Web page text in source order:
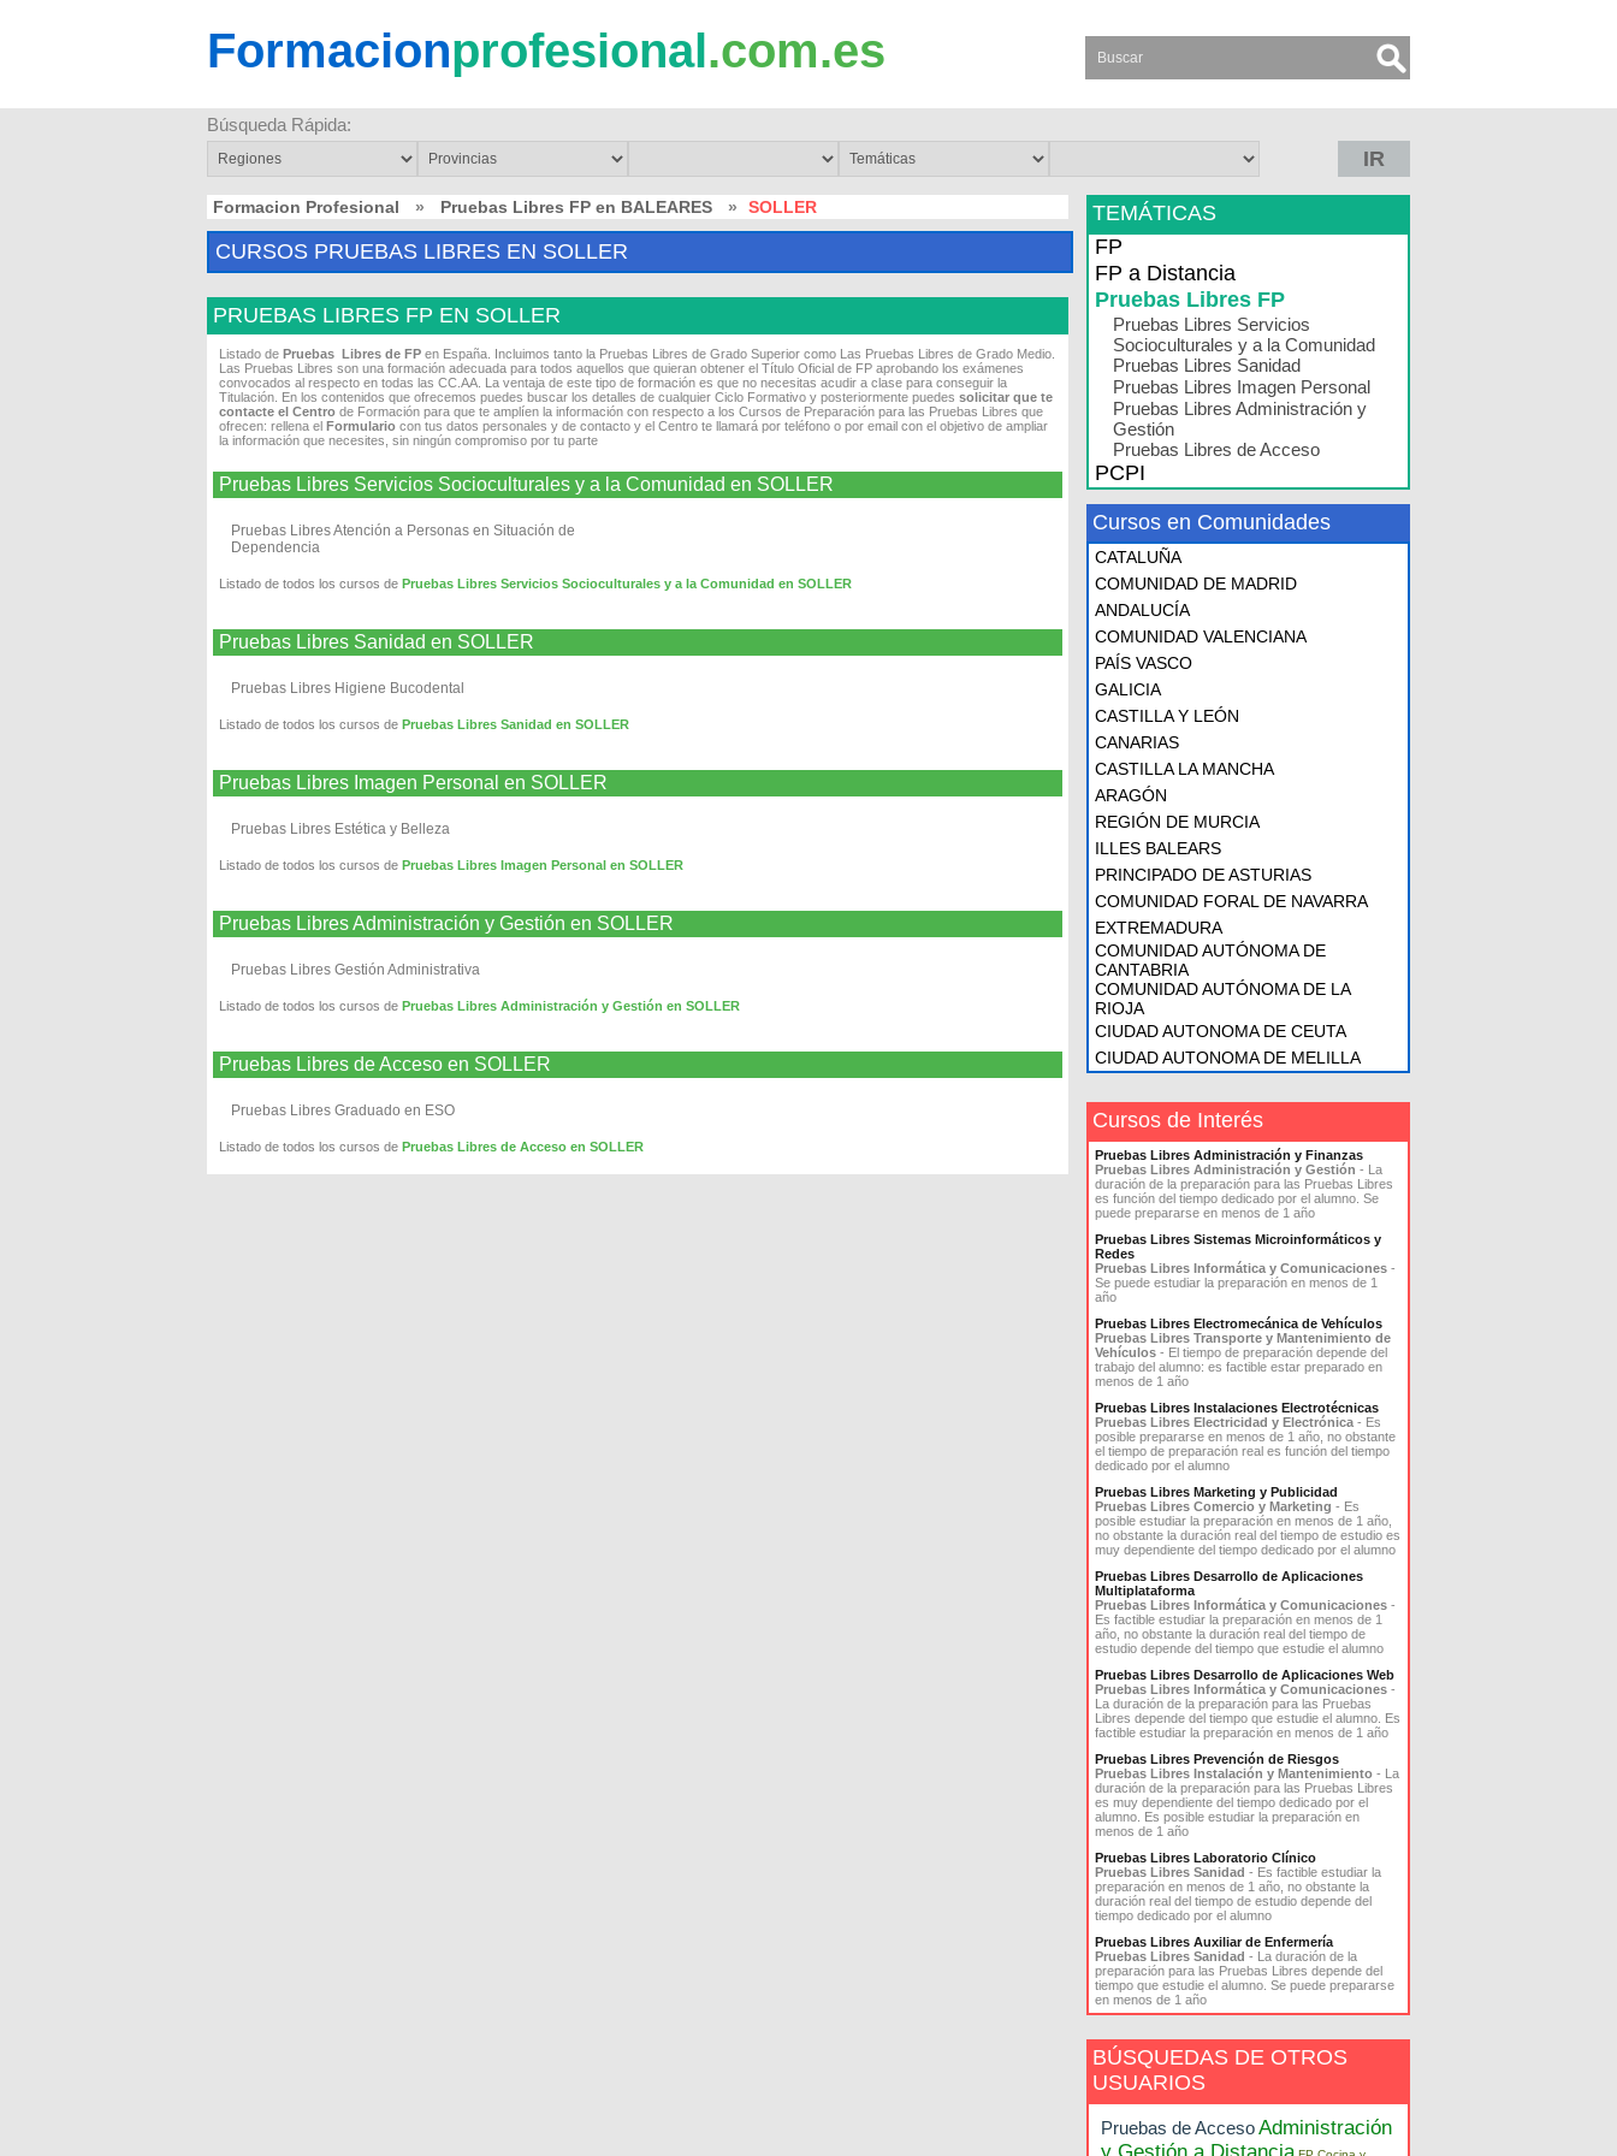
Formacionprofesional.com.es
Búsqueda Rápida:
IR
Formacion Profesional » Pruebas Libres FP en BALEARES » SOLLER
CURSOS PRUEBAS LIBRES EN SOLLER
PRUEBAS LIBRES FP EN SOLLER
Listado de Pruebas Libres de FP en España. Incluimos tanto la Pruebas Libres de Grado Superior como Las Pruebas Libres de Grado Medio.
Las Pruebas Libres son una formación adecuada para todos aquellos que quieran obtener el Título Oficial de FP aprobando los exámenes
convocados al respecto en todas las CC.AA. La ventaja de este tipo de formación es que no necesitas acudir a clase para conseguir la
Titulación. En los contenidos que ofrecemos puedes buscar los detalles de cualquier Ciclo Formativo y posteriormente puedes solicitar que te
contacte el Centro de Formación para que te amplíen la información con respecto a los Cursos de Preparación para las Pruebas Libres que
ofrecen: rellena el Formulario con tus datos personales y de contacto y el Centro te llamará por teléfono o por email con el objetivo de ampliar
la información que necesites, sin ningún compromiso por tu parte
Pruebas Libres Servicios Socioculturales y a la Comunidad en SOLLER
Pruebas Libres Atención a Personas en Situación de
Dependencia
Listado de todos los cursos de Pruebas Libres Servicios Socioculturales y a la Comunidad en SOLLER
Pruebas Libres Sanidad en SOLLER
Pruebas Libres Higiene Bucodental
Listado de todos los cursos de Pruebas Libres Sanidad en SOLLER
Pruebas Libres Imagen Personal en SOLLER
Pruebas Libres Estética y Belleza
Listado de todos los cursos de Pruebas Libres Imagen Personal en SOLLER
Pruebas Libres Administración y Gestión en SOLLER
Pruebas Libres Gestión Administrativa
Listado de todos los cursos de Pruebas Libres Administración y Gestión en SOLLER
Pruebas Libres de Acceso en SOLLER
Pruebas Libres Graduado en ESO
Listado de todos los cursos de Pruebas Libres de Acceso en SOLLER
TEMÁTICAS
FP
FP a Distancia
Pruebas Libres FP
Pruebas Libres Servicios
Socioculturales y a la Comunidad
Pruebas Libres Sanidad
Pruebas Libres Imagen Personal
Pruebas Libres Administración y
Gestión
Pruebas Libres de Acceso
PCPI
Cursos en Comunidades
CATALUÑA
COMUNIDAD DE MADRID
ANDALUCÍA
COMUNIDAD VALENCIANA
PAÍS VASCO
GALICIA
CASTILLA Y LEÓN
CANARIAS
CASTILLA LA MANCHA
ARAGÓN
REGIÓN DE MURCIA
ILLES BALEARS
PRINCIPADO DE ASTURIAS
COMUNIDAD FORAL DE NAVARRA
EXTREMADURA
COMUNIDAD AUTÓNOMA DE
CANTABRIA
COMUNIDAD AUTÓNOMA DE LA
RIOJA
CIUDAD AUTONOMA DE CEUTA
CIUDAD AUTONOMA DE MELILLA
Cursos de Interés
Pruebas Libres Administración y Finanzas
Pruebas Libres Administración y Gestión - La
duración de la preparación para las Pruebas Libres
es función del tiempo dedicado por el alumno. Se
puede prepararse en menos de 1 año
Pruebas Libres Sistemas Microinformáticos y
Redes
Pruebas Libres Informática y Comunicaciones -
Se puede estudiar la preparación en menos de 1
año
Pruebas Libres Electromecánica de Vehículos
Pruebas Libres Transporte y Mantenimiento de
Vehículos - El tiempo de preparación depende del
trabajo del alumno: es factible estar preparado en
menos de 1 año
Pruebas Libres Instalaciones Electrotécnicas
Pruebas Libres Electricidad y Electrónica - Es
posible prepararse en menos de 1 año, no obstante
el tiempo de preparación real es función del tiempo
dedicado por el alumno
Pruebas Libres Marketing y Publicidad
Pruebas Libres Comercio y Marketing - Es
posible estudiar la preparación en menos de 1 año,
no obstante la duración real del tiempo de estudio es
muy dependiente del tiempo dedicado por el alumno
Pruebas Libres Desarrollo de Aplicaciones
Multiplataforma
Pruebas Libres Informática y Comunicaciones -
Es factible estudiar la preparación en menos de 1
año, no obstante la duración real del tiempo de
estudio depende del tiempo que estudie el alumno
Pruebas Libres Desarrollo de Aplicaciones Web
Pruebas Libres Informática y Comunicaciones -
La duración de la preparación para las Pruebas
Libres depende del tiempo que estudie el alumno. Es
factible estudiar la preparación en menos de 1 año
Pruebas Libres Prevención de Riesgos
Pruebas Libres Instalación y Mantenimiento - La
duración de la preparación para las Pruebas Libres
es muy dependiente del tiempo dedicado por el
alumno. Es posible estudiar la preparación en
menos de 1 año
Pruebas Libres Laboratorio Clínico
Pruebas Libres Sanidad - Es factible estudiar la
preparación en menos de 1 año, no obstante la
duración real del tiempo de estudio depende del
tiempo dedicado por el alumno
Pruebas Libres Auxiliar de Enfermería
Pruebas Libres Sanidad - La duración de la
preparación para las Pruebas Libres depende del
tiempo que estudie el alumno. Se puede prepararse
en menos de 1 año
BÚSQUEDAS DE OTROS
USUARIOS
Pruebas de AccesoAdministración